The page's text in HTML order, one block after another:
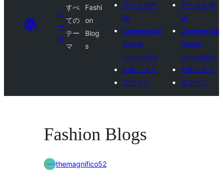
テ
ー
マ
すべ
ての
テー
マ
Fashi
on
Blog
s
テーマを申
請
Commercial
theme
companies
お気に入り
ログイン
テーマを申
請
Commercial
theme
companies
お気に入り
ログイン
Fashion Blogs
themagnifico52